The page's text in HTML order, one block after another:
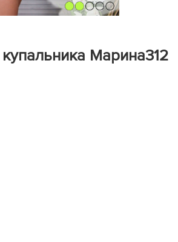
Марина312